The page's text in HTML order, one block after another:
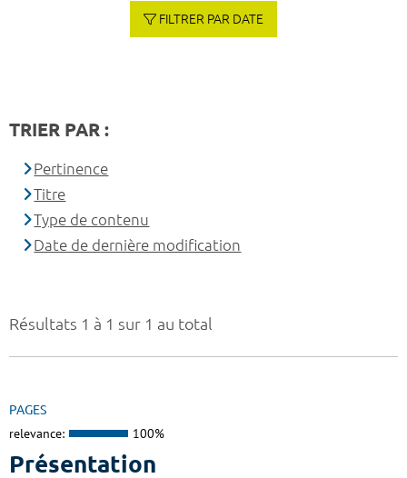
Résultats 1 à 1 sur 1 au total
PAGES
relevance: 100%
Présentation
FILTRER PAR DATE
TRIER PAR :
Pertinence
Titre
Type de contenu
Date de dernière modification